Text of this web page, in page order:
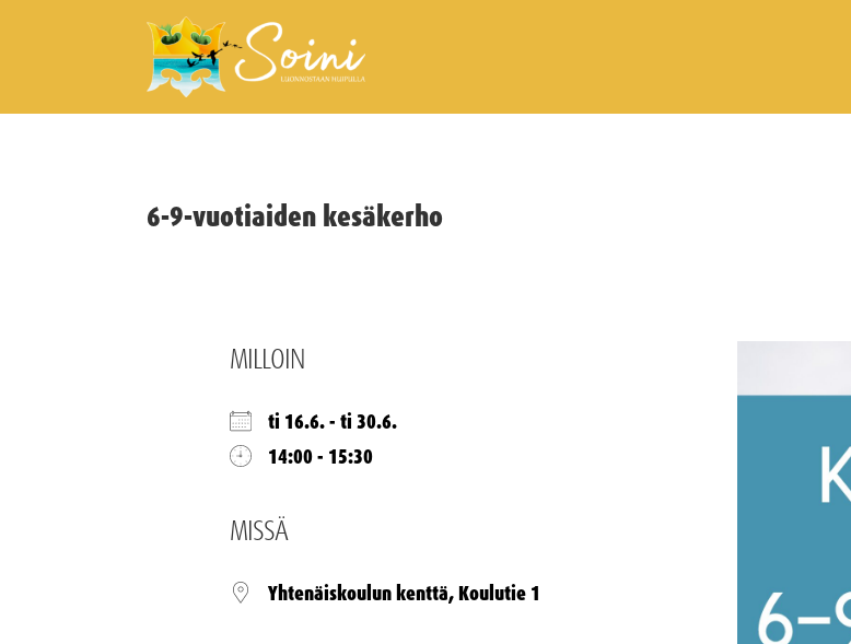
6-9-vuotiaiden kesäkerho
MILLOIN
ti 16.6. - ti 30.6.
14:00 - 15:30
MISSÄ
Yhtenäiskoulun kenttä, Koulutie 1